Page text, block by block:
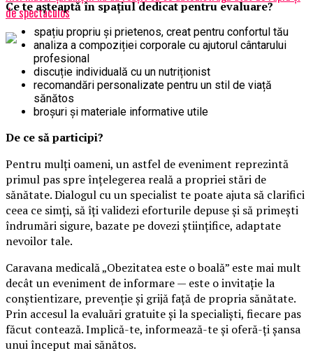
de spectaculos
Ce te așteaptă în spațiul dedicat pentru evaluare?
spațiu propriu și prietenos, creat pentru confortul tău
analiza a compoziției corporale cu ajutorul cântarului
profesional
discuție individuală cu un nutriționist
recomandări personalizate pentru un stil de viață
sănătos
broșuri și materiale informative utile
De ce să participi?
Pentru mulți oameni, un astfel de eveniment reprezintă
primul pas spre înțelegerea reală a propriei stări de
sănătate. Dialogul cu un specialist te poate ajuta să clarifici
ceea ce simți, să îți validezi eforturile depuse și să primești
îndrumări sigure, bazate pe dovezi științifice, adaptate
nevoilor tale.
Caravana medicală „Obezitatea este o boală” este mai mult
decât un eveniment de informare — este o invitație la
conștientizare, prevenție și grijă față de propria sănătate.
Prin accesul la evaluări gratuite și la specialiști, fiecare pas
făcut contează. Implică-te, informează-te și oferă-ți șansa
unui început mai sănătos.